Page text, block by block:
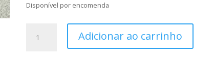
Disponível por encomenda
Adicionar ao carrinho